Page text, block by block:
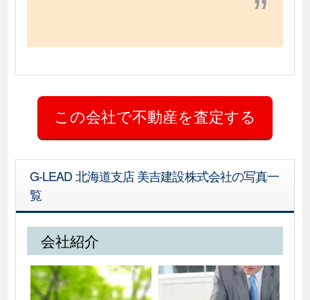
G-LEAD 北海道支店 美吉建設株式会社の写真一
覧
会社紹介